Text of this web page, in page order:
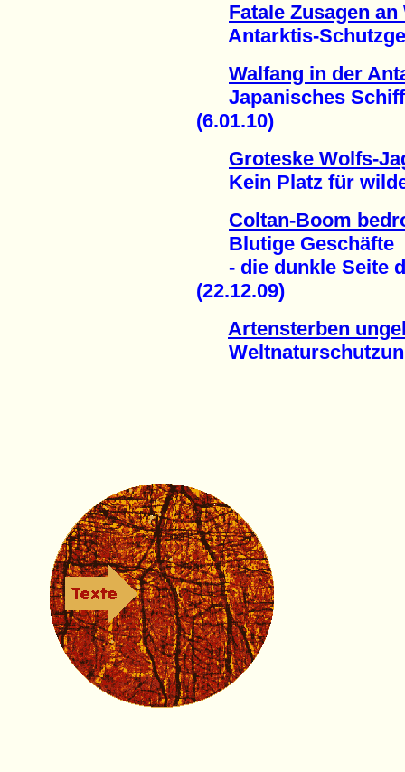
Fatale Zusagen
Antarktis-
Walfang in der
Japanisches Schiff
(6.01.10)
Groteske Wolfs-
Kein Platz für wilde
Coltan-Boom
Blutige Geschäfte
- die dunkle Seite
(22.12.09)
Artensterben